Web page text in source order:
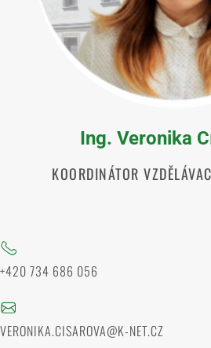
Ing. Veronika
KOORDINÁTOR
+420 734 686 056
VERONIKA.CISAROVA@K-NET.CZ